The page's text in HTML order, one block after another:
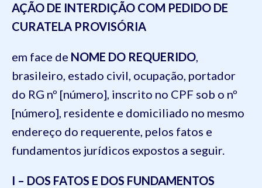
AÇÃO DE INTERDIÇÃO COM PEDIDO DE
CURATELA PROVISÓRIA
em face de NOME DO REQUERIDO,
brasileiro, estado civil, ocupação, portador
do RG nº [número], inscrito no CPF sob o nº
[número], residente e domiciliado no mesmo
endereço do requerente, pelos fatos e
fundamentos jurídicos expostos a seguir.
I – DOS FATOS E DOS FUNDAMENTOS